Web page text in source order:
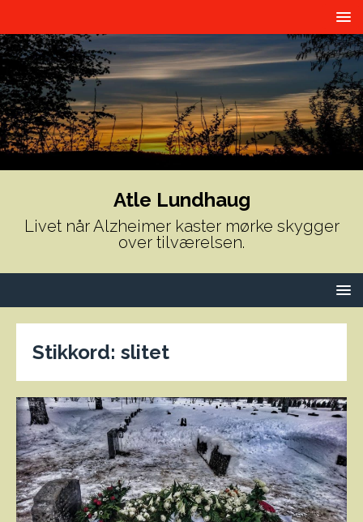
Atle Lundhaug
Livet når Alzheimer kaster mørke skygger
over tilværelsen.
Stikkord: slitet